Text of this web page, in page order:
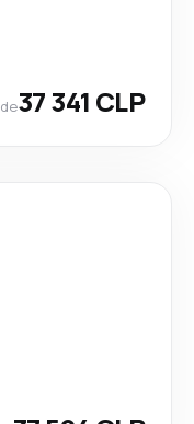
37 341 CLP